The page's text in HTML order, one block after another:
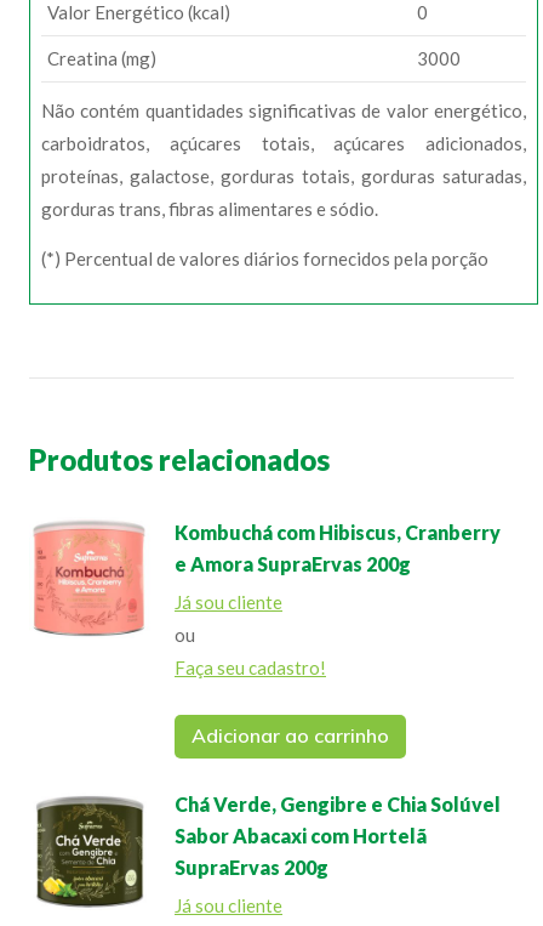
Valor Energético (kcal) 0
Creatina (mg) 3000
Não contém quantidades significativas de valor energético,
carboidratos, açúcares totais, açúcares adicionados,
proteínas, galactose, gorduras totais, gorduras saturadas,
gorduras trans, fibras alimentares e sódio.
(*) Percentual de valores diários fornecidos pela porção
Produtos relacionados
Kombuchá com Hibiscus, Cranberry
e Amora SupraErvas 200g
Já sou cliente
ou
Faça seu cadastro!
Adicionar ao carrinho
Chá Verde, Gengibre e Chia Solúvel
Sabor Abacaxi com Hortelã
SupraErvas 200g
Já sou cliente